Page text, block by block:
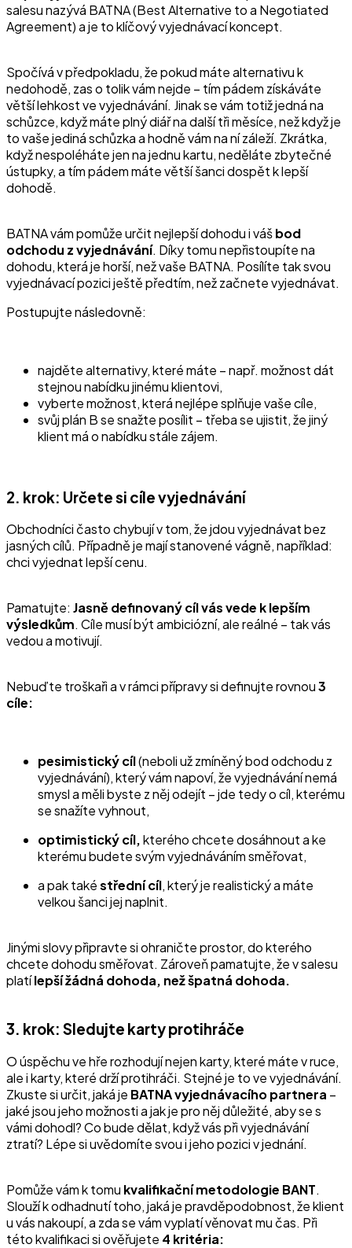
salesu nazývá BATNA (Best Alternative to a Negotiated
Agreement) a je to klíčový vyjednávací koncept.
Spočívá v předpokladu, že pokud máte alternativu k
nedohodě, zas o tolik vám nejde – tím pádem získáváte
větší lehkost ve vyjednávání. Jinak se vám totiž jedná na
schůzce, když máte plný diář na další tři měsíce, než když je
to vaše jediná schůzka a hodně vám na ní záleží. Zkrátka,
když nespoléháte jen na jednu kartu, neděláte zbytečné
ústupky, a tím pádem máte větší šanci dospět k lepší
dohodě.
BATNA vám pomůže určit nejlepší dohodu i vášbod
odchodu z vyjednávání. Díky tomu nepřistoupíte na
dohodu, která je horší, než vaše BATNA. Posílíte tak svou
vyjednávací pozici ještě předtím, než začnete vyjednávat.
Postupujte následovně:
najděte alternativy, které máte – např. možnost dát
stejnou nabídku jinému klientovi,
vyberte možnost, která nejlépe splňuje vaše cíle,
svůj plán B se snažte posílit – třeba se ujistit, že jiný
klient má o nabídku stále zájem.
2. krok: Určete si cíle vyjednávání
Obchodníci často chybují v tom, že jdou vyjednávat bez
jasných cílů. Případně je mají stanovené vágně, například:
chci vyjednat lepší cenu.
Pamatujte: Jasně definovaný cíl vás vede k lepším
výsledkům. Cíle musí být ambiciózní, ale reálné – tak vás
vedou a motivují.
Nebuďte troškaři a v rámci přípravy si definujte rovnou3
cíle:
pesimistický cíl(neboli už zmíněný bod odchodu z
vyjednávání), který vám napoví, že vyjednávání nemá
smysl a měli byste z něj odejít – jde tedy o cíl, kterému
se snažíte vyhnout,
optimistický cíl,kterého chcete dosáhnout a ke
kterému budete svým vyjednáváním směřovat,
a pak takéstřední cíl, který je realistický a máte
velkou šanci jej naplnit.
Jinými slovy připravte si ohraničte prostor, do kterého
chcete dohodu směřovat. Zároveň pamatujte, že v salesu
platílepší žádná dohoda, než špatná dohoda.
3. krok: Sledujte karty protihráče
O úspěchu ve hře rozhodují nejen karty, které máte v ruce,
ale i karty, které drží protihráči. Stejné je to ve vyjednávání.
Zkuste si určit, jaká je BATNA vyjednávacího partnera –
jaké jsou jeho možnosti a jak je pro něj důležité, aby se s
vámi dohodl? Co bude dělat, když vás při vyjednávání
ztratí? Lépe si uvědomíte svou i jeho pozici v jednání.
Pomůže vám k tomu kvalifikační metodologie BANT.
Slouží k odhadnutí toho, jaká je pravděpodobnost, že klient
u vás nakoupí, a zda se vám vyplatí věnovat mu čas. Při
této kvalifikaci si ověřujete 4 kritéria: